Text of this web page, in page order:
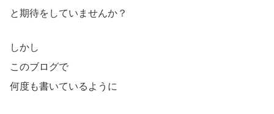
と期待をしていませんか？
しかし
このブログで
何度も書いているように